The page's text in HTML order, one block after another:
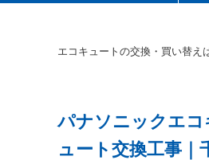
エコキュートの交換・買い替え
パナソニックエコ
ュート交換工事